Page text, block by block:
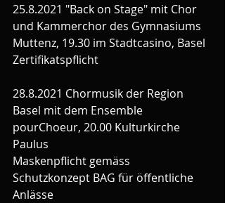
25.8.2021 "Back on Stage" mit Chor
und Kammerchor des Gymnasiums
Muttenz, 19.30 im Stadtcasino, Basel
Zertifikatspflicht
28.8.2021 Chormusik der Region
Basel mit dem Ensemble
pourChoeur, 20.00 Kulturkirche
Paulus
Maskenpflicht gemäss
Schutzkonzept BAG für öffentliche
Anlässe